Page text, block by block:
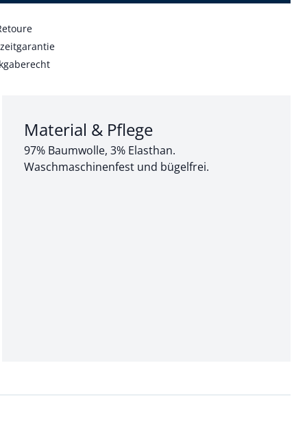
Abschnitt 3 von 3:
Material & Pflege
97% Baumwolle, 3% Elasthan.
Waschmaschinenfest und bügelfrei.